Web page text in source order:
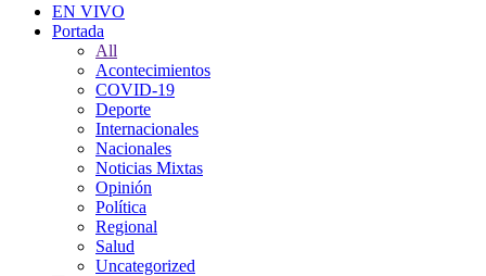
EN VIVO
Portada
All
Acontecimientos
COVID-19
Deporte
Internacionales
Nacionales
Noticias Mixtas
Opinión
Política
Regional
Salud
Uncategorized